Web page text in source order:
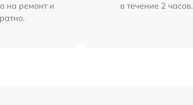
на ремонт и
в течение 2 часов.